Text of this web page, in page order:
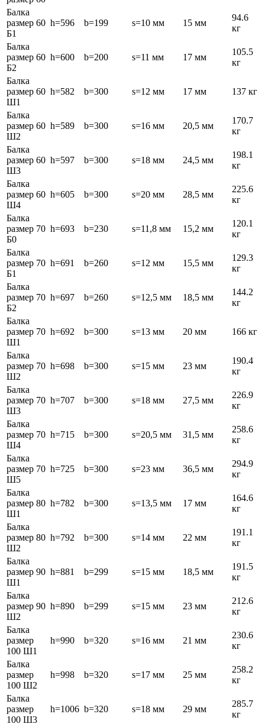
Балка
размер 60
Б1
h=596 b=199 s=10 мм 15 мм
94.6
кг
Балка
размер 60
Б2
h=600 b=200 s=11 мм 17 мм
105.5
кг
Балка
размер 60
Ш1
h=582 b=300 s=12 мм 17 мм 137 кг
Балка
размер 60
Ш2
h=589 b=300 s=16 мм 20,5 мм
170.7
кг
Балка
размер 60
Ш3
h=597 b=300 s=18 мм 24,5 мм
198.1
кг
Балка
размер 60
Ш4
h=605 b=300 s=20 мм 28,5 мм
225.6
кг
Балка
размер 70
Б0
h=693 b=230 s=11,8 мм 15,2 мм
120.1
кг
Балка
размер 70
Б1
h=691 b=260 s=12 мм 15,5 мм
129.3
кг
Балка
размер 70
Б2
h=697 b=260 s=12,5 мм 18,5 мм
144.2
кг
Балка
размер 70
Ш1
h=692 b=300 s=13 мм 20 мм 166 кг
Балка
размер 70
Ш2
h=698 b=300 s=15 мм 23 мм
190.4
кг
Балка
размер 70
Ш3
h=707 b=300 s=18 мм 27,5 мм
226.9
кг
Балка
размер 70
Ш4
h=715 b=300 s=20,5 мм 31,5 мм
258.6
кг
Балка
размер 70
Ш5
h=725 b=300 s=23 мм 36,5 мм
294.9
кг
Балка
размер 80
Ш1
h=782 b=300 s=13,5 мм 17 мм
164.6
кг
Балка
размер 80
Ш2
h=792 b=300 s=14 мм 22 мм
191.1
кг
Балка
размер 90
Ш1
h=881 b=299 s=15 мм 18,5 мм
191.5
кг
Балка
размер 90
Ш2
h=890 b=299 s=15 мм 23 мм
212.6
кг
Балка
размер
100 Ш1
h=990 b=320 s=16 мм 21 мм
230.6
кг
Балка
размер
100 Ш2
h=998 b=320 s=17 мм 25 мм
258.2
кг
Балка
размер
100 Ш3
h=1006 b=320 s=18 мм 29 мм
285.7
кг